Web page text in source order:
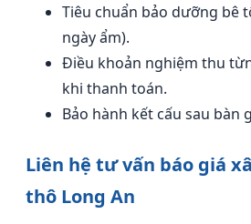
Tiêu chuẩn bảo dưỡng bê
ngày ẩm).
Điều khoản nghiệm thu
khi thanh toán.
Bảo hành kết cấu sau bàn
Liên hệ tư vấn báo giá
thô Long An